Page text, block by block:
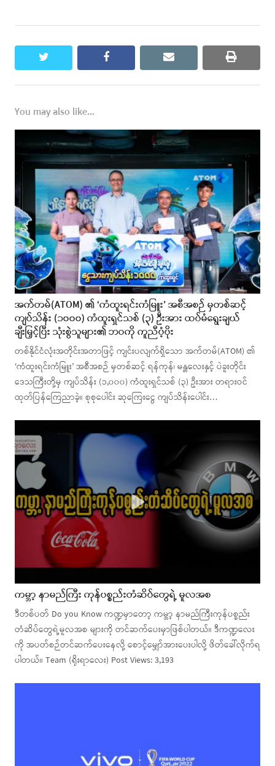
twitter facebook email print
You may also like...
အက်တမ်(ATOM) ၏ ‘ကံထူးရင်းကံမြူး’ အစီအစဉ် မှတစ်ဆင့်
ကျပ်သိန်း (၁၀၀၀) ကံထူးရှင်သစ် (၃) ဦးအား ထပ်မံရွေးချယ်
ချီးမြှင့်ပြီး သုံးစွဲသူများ၏ ဘဝကို ကူညီပံ့ပိုး
တစ်နိုင်ငံလုံးအတိုင်းအတာဖြင့် ကျင်းပလျက်ရှိသော အက်တမ်(ATOM) ၏
‘ကံထူးရင်းကံမြူး’ အစီအစဉ် မှတစ်ဆင့် ရန်ကုန်၊ မန္တလေးနှင့် ပဲခူးတိုင်း
ဒေသကြီးတို့မှ ကျပ်သိန်း (၁,၀၀၀) ကံထူးရှင်သစ် (၃) ဦးအား တရားဝင်
ထုတ်ပြန်ကြေညာခဲ့။ စုစုပေါင်း ဆုကြေးငွေ ကျပ်သိန်းပေါင်း…
ကမ္ဘာ့ နာမည်ကြီး ကုန်ပစ္စည်းတံဆိပ်တွေရဲ့ မူလအစ
ဒီတစ်ပတ် Do you Know ကဏ္ဍမှာတော့ ကမ္ဘာ့ နာမည်ကြီးကုန်ပစ္စည်း
တံဆိပ်တွေရဲ့မူလအစ များကို တင်ဆက်ပေးမှာဖြစ်ပါတယ်။ ဒီကဏ္ဍလေး
ကို အပတ်စဉ်တင်ဆက်ပေးနေလို့ စောင့်မျှော်အားပေးပါလို့ ဖိတ်ခေါ်လိုက်ရ
ပါတယ်။ Team (ရိုးရာလေး) Post Views: 3,193